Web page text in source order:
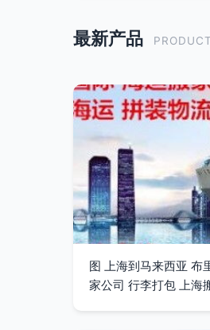
最新产品 PRODUCT
图 上海到马来西亚 布
家公司 行李打包 上海